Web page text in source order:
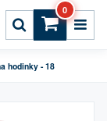
0
hodinky - 18